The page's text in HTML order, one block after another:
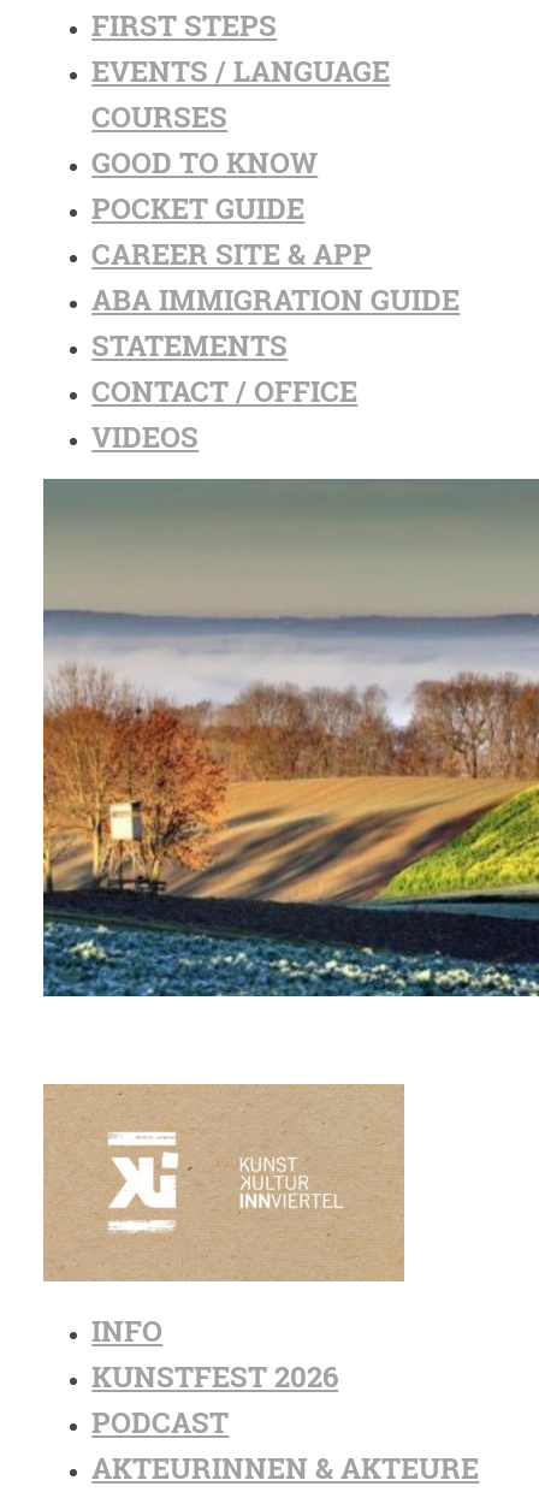
FIRST STEPS
EVENTS / LANGUAGE
COURSES
GOOD TO KNOW
POCKET GUIDE
CAREER SITE & APP
ABA IMMIGRATION GUIDE
STATEMENTS
CONTACT / OFFICE
VIDEOS
INFO
KUNSTFEST 2026
PODCAST
AKTEURINNEN & AKTEURE